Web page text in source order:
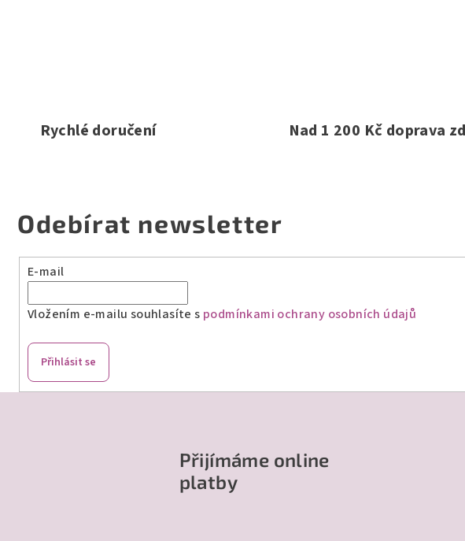
Rychlé doručení Nad 1 200 Kč doprava
Odebírat newsletter
E-mail
Vložením e-mailu souhlasíte s podmínkami ochrany osobních údajů
Přihlásit se
Přijímáme online
platby